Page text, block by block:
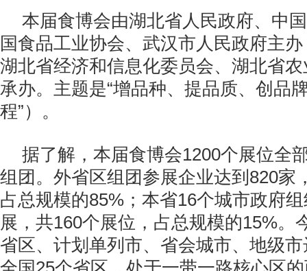
本届食博会由湖北省人民政府、中
国食品工业协会、武汉市人民政府主
湖北省经济和信息化委员会、湖北省
承办。主题是“增品种、提品质、创品
程”）。
据了解，本届食博会1200个展位全
组团。外省区组团参展企业达到820家
占总规模的85%；本省16个城市政府
展，共160个展位，占总规模的15%。
省区、计划单列市、省会城市、地级